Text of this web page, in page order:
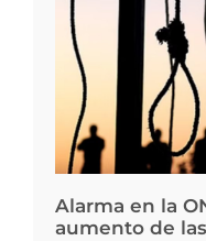
Alarma en la
aumento de